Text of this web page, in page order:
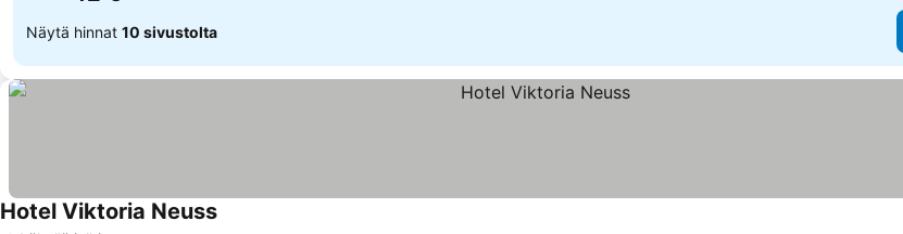
Näytä hinnat 10 sivustolta
Hotel Viktoria Neuss